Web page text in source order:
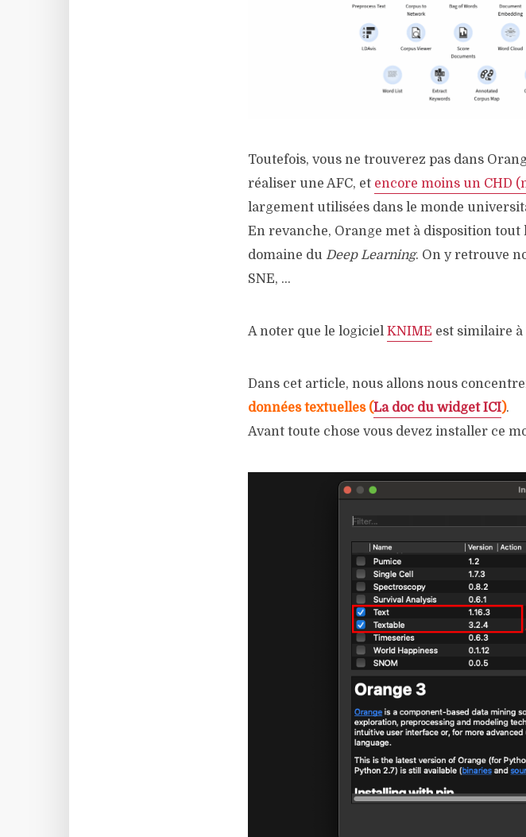
Toutefois, vous ne trouverez pas dans
réaliser une AFC, et encore moins un CHD
largement utilisées dans le monde
En revanche, Orange met à disposition tout
domaine du Deep Learning. On y retrouve
SNE, …
A noter que le logiciel KNIME est similaire
Dans cet article, nous allons nous
données textuelles (La doc du widget ICI).
Avant toute chose vous devez installer ce